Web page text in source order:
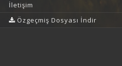
İletişim
Özgeçmiş Dosyası İndir